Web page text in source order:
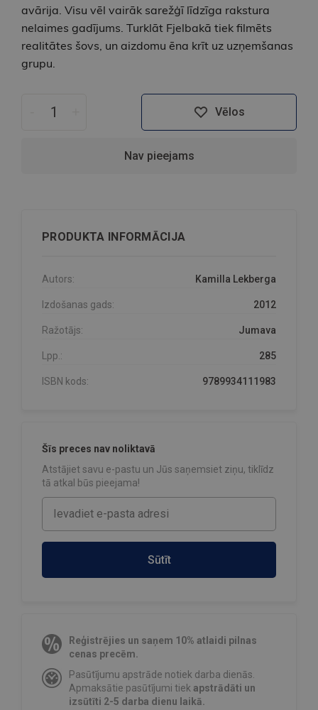
avārija. Visu vēl vairāk sarežģī līdzīga rakstura
nelaimes gadījums. Turklāt Fjelbakā tiek filmēts
realitātes šovs, un aizdomu ēna krīt uz uzņemšanas
grupu.
Vēlos
Nav pieejams
PRODUKTA INFORMĀCIJA
Autors: Kamilla Lekberga
Izdošanas gads: 2012
Ražotājs: Jumava
Lpp.: 285
ISBN kods: 9789934111983
Šīs preces nav noliktavā
Atstājiet savu e-pastu un Jūs saņemsiet ziņu, tiklīdz
tā atkal būs pieejama!
Sūtīt
Reģistrējies un saņem 10% atlaidi pilnas
cenas precēm.
Pasūtījumu apstrāde notiek darba dienās.
Apmaksātie pasūtījumi tiek apstrādāti un
izsūtīti 2-5 darba dienu laikā.